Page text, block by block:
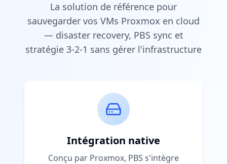
La solution de référence pour
sauvegarder vos VMs Proxmox en cloud
— disaster recovery, PBS sync et
stratégie 3-2-1 sans gérer l'infrastructure
Intégration native
Conçu par Proxmox, PBS s'intègre